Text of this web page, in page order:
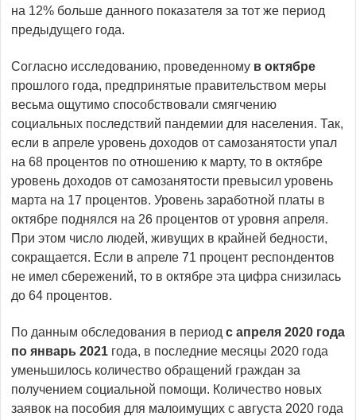
на 12% больше данного показателя за тот же период
предыдущего года.
Согласно исследованию, проведенному в октябре
прошлого года, предпринятые правительством меры
весьма ощутимо способствовали смягчению
социальных последствий пандемии для населения. Так,
если в апреле уровень доходов от самозанятости упал
на 68 процентов по отношению к марту, то в октябре
уровень доходов от самозанятости превысил уровень
марта на 17 процентов. Уровень заработной платы в
октябре поднялся на 26 процентов от уровня апреля.
При этом число людей, живущих в крайней бедности,
сокращается. Если в апреле 71 процент респондентов
не имел сбережений, то в октябре эта цифра снизилась
до 64 процентов.
По данным обследования в период с апреля 2020 года
по январь 2021 года, в последние месяцы 2020 года
уменьшилось количество обращений граждан за
получением социальной помощи. Количество новых
заявок на пособия для малоимущих с августа 2020 года